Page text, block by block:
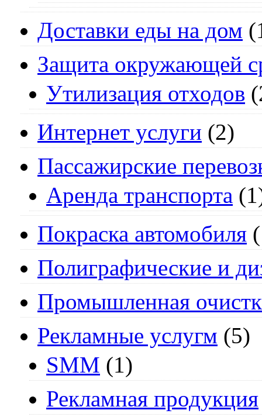
Доставки еды на дом
Защита окружающей
Утилизация отходов
Интернет услуги (2)
Пассажирские
Аренда транспорта
Покраска автомобиля
Полиграфические и
Промышленная
Рекламные услугм (5)
SMM (1)
Рекламная продукция